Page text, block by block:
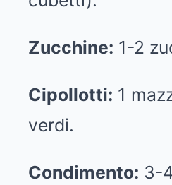
Zucchine: 1-2
Cipollotti: 1
verdi.
Condimento: 3-